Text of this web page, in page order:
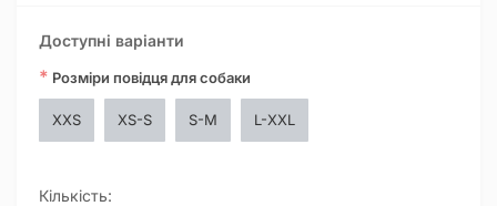
Доступні варіанти
* Розміри повідця для собаки
XXS XS-S S-M L-XXL
Кількість: